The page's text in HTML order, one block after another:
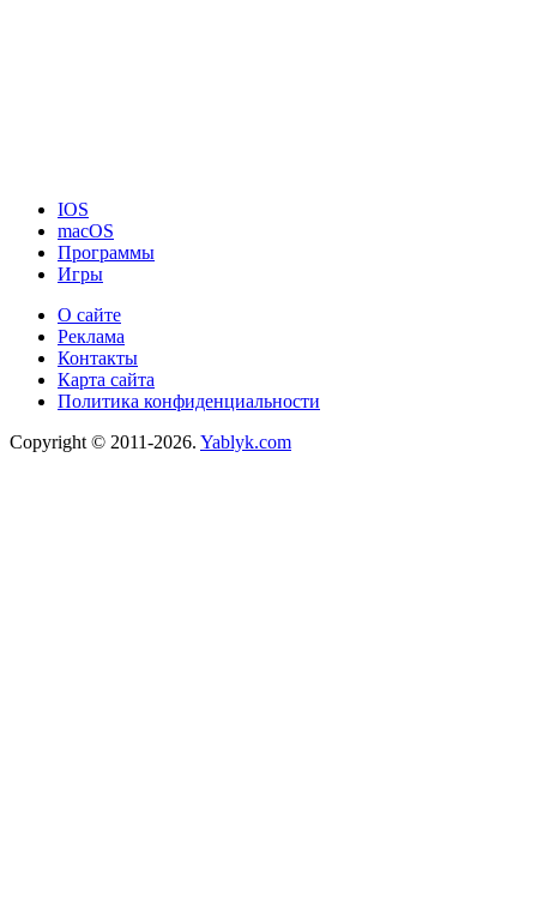
IOS
macOS
Программы
Игры
О сайте
Реклама
Контакты
Карта сайта
Политика конфиденциальности
Copyright © 2011-2026. Yablyk.сom